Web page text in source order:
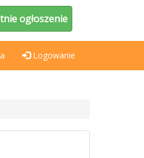
ogłoszenie
Logowanie